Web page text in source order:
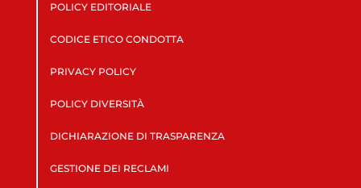
POLICY EDITORIALE
CODICE ETICO CONDOTTA
PRIVACY POLICY
POLICY DIVERSITÀ
DICHIARAZIONE DI TRASPARENZA
GESTIONE DEI RECLAMI